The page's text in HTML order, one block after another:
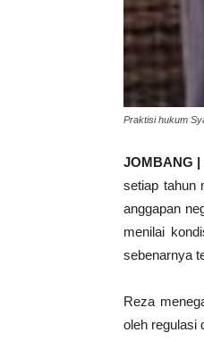
Praktisi hukum
JOMBANG |
setiap tahun
anggapan
menilai
sebenarnya
Reza
oleh regulasi